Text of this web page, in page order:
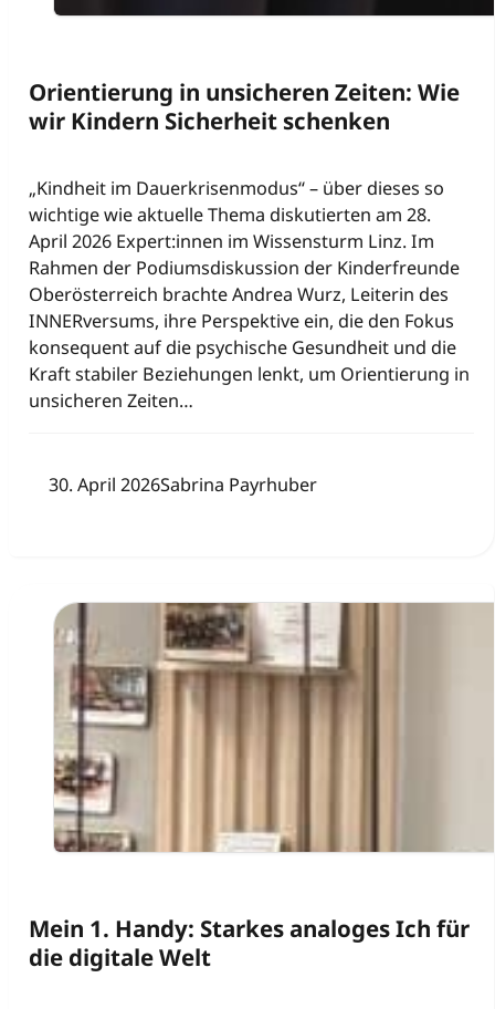
Orientierung in unsicheren Zeiten: Wie
wir Kindern Sicherheit schenken
„Kindheit im Dauerkrisenmodus“ – über dieses so
wichtige wie aktuelle Thema diskutierten am 28.
April 2026 Expert:innen im Wissensturm Linz. Im
Rahmen der Podiumsdiskussion der Kinderfreunde
Oberösterreich brachte Andrea Wurz, Leiterin des
INNERversums, ihre Perspektive ein, die den Fokus
konsequent auf die psychische Gesundheit und die
Kraft stabiler Beziehungen lenkt, um Orientierung in
unsicheren Zeiten…
30. April 2026Sabrina Payrhuber
Mein 1. Handy: Starkes analoges Ich für
die digitale Welt